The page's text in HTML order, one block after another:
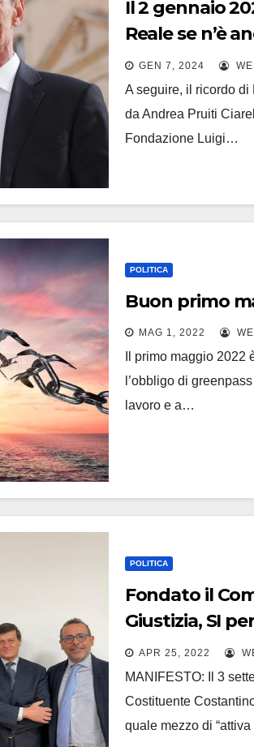
Il 2 gennaio
Reale se n’è
non possono
GEN 7, 2024
A seguire, il ricordo
da Andrea Pruiti
Fondazione Luigi…
POLITICA
Buon primo
MAG 1, 2022
Il primo maggio
l’obbligo di
lavoro e a…
POLITICA
Fondato il
Giustizia, SI
Referendum
APR 25, 2022
MANIFESTO: Il 3
Costituente
quale mezzo di